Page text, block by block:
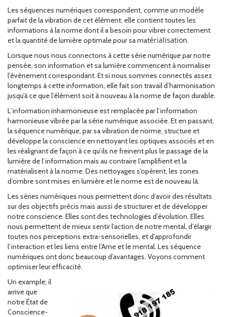
Les séquences numériques correspondent, comme un modèle
parfait de la vibration de cet élément; elle contient toutes les
informations à la norme dont il a besoin pour vibrer correctement
et la quantité de lumière optimale pour sa matérialisation.
Lorsque nous nous connectons à cette série numérique par notre
pensée, son information et sa lumière commencent à normaliser
l’évènement correspondant. Et si nous sommes connectés assez
longtemps à cette information, elle fait son travail d’harmonisation
jusqu’à ce que l’élément soit à nouveau à la norme de façon durable.
L’information inharmonieuse est remplacée par l’information
harmonieuse vibrée par la série numérique associée. Et en passant,
la séquence numérique, par sa vibration de norme, structure et
développe la conscience en nettoyant les optiques associés et en
les réalignant de façon à ce qu’ils ne freinent plus le passage de la
lumière de l’information mais au contraire l’amplifient et la
matérialisent à la norme. Des nettoyages s’opèrent, les zones
d’ombre sont mises en lumière et le norme est de nouveau là.
Les séries numériques nous permettent donc d’avoir des résultats
sur des objectifs précis mais aussi de structurer et de développer
notre conscience. Elles sont des technologies d’évolution. Elles
nous permettent de mieux sentir l’action de notre mental, d’élargir
toutes nos perceptions extra-sensorielles, et d’approfondir
l’interaction et les liens entre l’Ame et le mental. Les séquence
numériques ont donc beaucoup d’avantages. Voyons comment
optimiser leur efficacité.
Un example; il
arrive que
notre État de
Conscience-